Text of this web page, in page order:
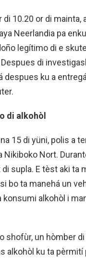
di 10.20 or di
Neerlandia pa
legítimo di e
di
ku a
di alkohòl
15 di yüni, polis a
Nikiboko Nort.
supla. E tèst aki ta
bo ta manehá un
alkohòl i
un hòmber di
alkohòl ku ta pèrmití